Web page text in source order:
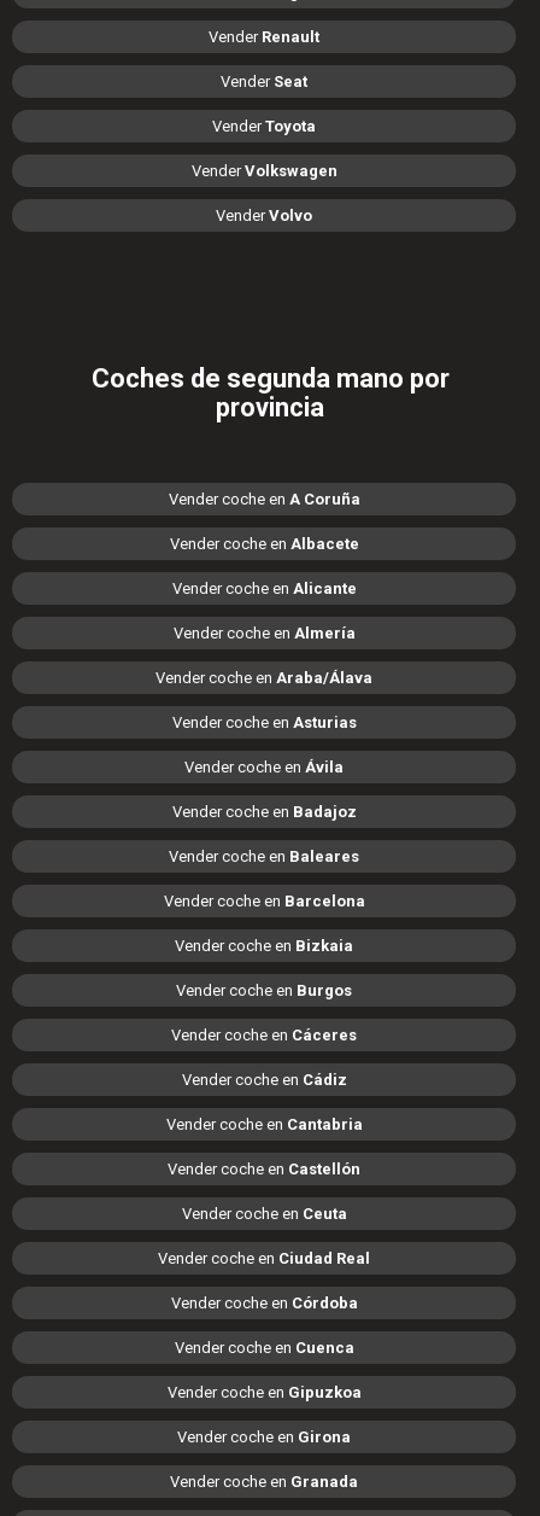
Vender Renault
Vender Seat
VenderToyota
VenderVolkswagen
VenderVolvo
Coches de segunda mano por
provincia
Vender coche en A Coruña
Vender coche en Albacete
Vender coche en Alicante
Vender coche en Almería
Vender coche en Araba/Álava
Vender coche en Asturias
Vender coche en Ávila
Vender coche en Badajoz
Vender coche en Baleares
Vender coche en Barcelona
Vender coche en Bizkaia
Vender coche en Burgos
Vender coche en Cáceres
Vender coche en Cádiz
Vender coche en Cantabria
Vender coche en Castellón
Vender coche en Ceuta
Vender coche en Ciudad Real
Vender coche en Córdoba
Vender coche en Cuenca
Vender coche en Gipuzkoa
Vender coche en Girona
Vender coche en Granada